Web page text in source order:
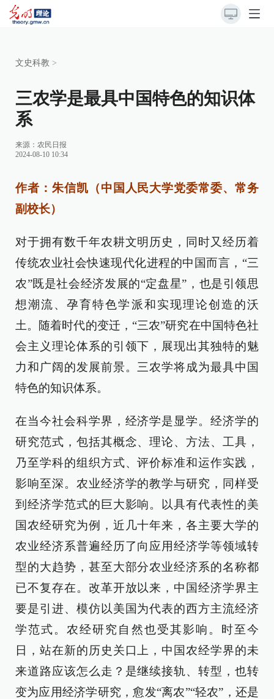
文史科教 >
三农学是最具中国特色的知识体
系
来源： 农民日报
2024-08-10 10:34
作者：朱信凯（中国人民大学党委常委、常务
副校长）
对于拥有数千年农耕文明历史，同时又经历着
传统农业社会快速现代化进程的中国而言，“三
农”既是社会经济发展的“定盘星”，也是引领思
想潮流、孕育特色学派和实现理论创造的沃
土。随着时代的变迁，“三农”研究在中国特色社
会主义理论体系的引领下，展现出其独特的魅
力和广阔的发展前景。三农学将成为最具中国
特色的知识体系。
在当今社会科学界，经济学是显学。经济学的
研究范式，包括其概念、理论、方法、工具，
乃至学科的组织方式、评价标准和运作实践，
影响至深。农业经济学的教学与研究，同样受
到经济学范式的巨大影响。以具有代表性的美
国农经研究为例，近几十年来，各主要大学的
农业经济系普遍经历了向应用经济学等领域转
型的大趋势，甚至大部分农业经济系的名称都
已不复存在。改革开放以来，中国经济学界主
要是引进、模仿以美国为代表的西方主流经济
学范式。农经研究自然也受其影响。时至今
日，站在新的历史关口上，中国农经学界的未
来道路应该怎么走？是继续接轨、转型，也转
变为应用经济学研究，愈发“离农”“轻农”，还是